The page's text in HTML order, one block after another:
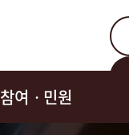
통
참여ㆍ민원